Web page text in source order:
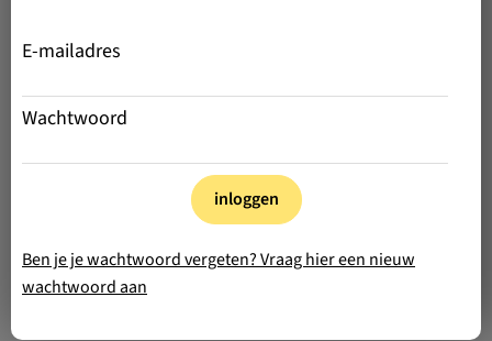
E-mailadres
Wachtwoord
inloggen
Ben je je wachtwoord vergeten? Vraag hier een nieuw
wachtwoord aan